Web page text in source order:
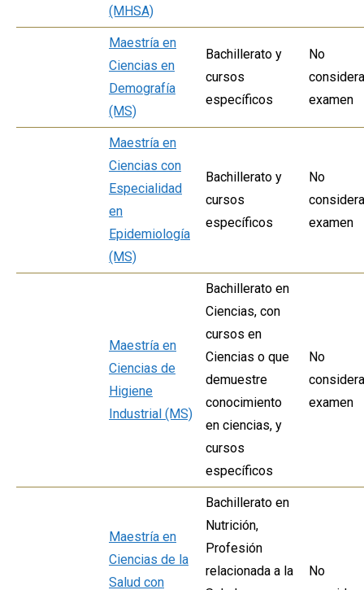
(MHSA)
Maestría en
Ciencias en
Demografía
(MS)
Bachillerato y
cursos
específicos
No
examen
Maestría en
Ciencias con
Especialidad
en
Epidemiología
(MS)
Bachillerato y
cursos
específicos
No
examen
Maestría en
Ciencias de
Higiene
Industrial (MS)
Bachillerato en
Ciencias, con
cursos en
Ciencias o que
demuestre
conocimiento
en ciencias, y
cursos
específicos
No
examen
Maestría en
Ciencias de la
Salud con
Bachillerato en
Nutrición,
Profesión
relacionada a la
No